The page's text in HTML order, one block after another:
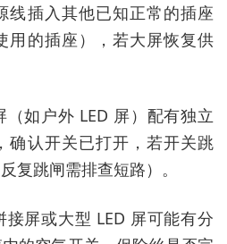
线插入其他已知正常的插座
用的插座），若大屏恢复供
如户外 LED 屏）配有独立
确认开关已打开，若开关跳
复跳闸需排查短路）。
屏或大型 LED 屏可能有分